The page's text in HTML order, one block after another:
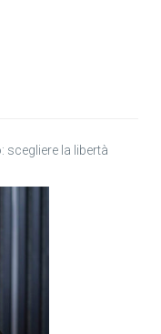
scegliere la libertà